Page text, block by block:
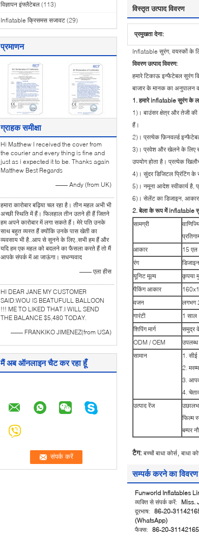
विज्ञापन इंफ्लैटेबल (113)
Inflatable क्रिसमस सजावट (29)
प्रमाणन
ग्राहक समीक्षा
Hi Matthew I received the cover from
the courier and every thing is fine and
just as i expected it to be. Thanks again
Matthew Best Regards
—— Andy (from UK)
हमारा कारोबार बढ़िया चल रहा है। तीन महल अभी भी
अच्छी स्थिति में हैं। फिलहाल तीन उतने ही हैं जितने
हम अपने कारोबार में लगा सकते हैं। मेरे पति उनके
साथ बहुत व्यस्त हैं क्योंकि उनके पास खेती का
व्यवसाय भी है..आप से सुनने के लिए..सभी हम हैं और
यदि हम एक महल को बदलने का फैसला करते हैं तो मैं
आपके संपर्क में आ जाऊंगा। सधन्यवाद
—— एला हीस
HI DEAR JANE MY CUSTOMER
SAID:WOU IS BEATUFULL BALLOON
!!! ME TO LIKED THAT.I WILL SEND
THE BALANCE $5,480 TODAY.
—— FRANKIKO JIMENEZ(from USA)
मैं अब ऑनलाइन चैट कर रहा हूँ
विस्तृत उत्पाद विवरण
प्रमुखता देना:
Inflatable सुरंग, वयस्कों के
विवरण उत्पाद विवरण:
हमारे टिकाऊ इन्फैटेबल सुरंग
बाजार के मानक का
1. हमारे inflatable सुरंग के
1)। बाउंसर क्षेत्र और तेजी
हैं।
2)। प्रत्येक फ़िनवर्ल्ड
3)। प्रवेश और खेलने के लिए
उपयोग होता है। प्रत्येक
4)। सुंदर डिजिटल प्रिंटिंग के
5)। नमूना आदेश स्वीकार्य है,
6)। सेलेंट का डिजाइन, आकार
2. बेला के रूप में inflatable
सामग्री
आकार
15 एल
रंग
यूनिट मूल्य
कृपया
पैकिंग आकार
वजन
लगभग
गारंटी
1 साल
शिपिंग मार्ग
समुद्र
ODM / OEM
उपलब्ध
सामान
1.
2.
3.
4.
उत्पाद रेंज
फिल्म
बम्पर
टैग: बच्चों बाधा कोर्स बाधा
सम्पर्क करने का विवरण
Funworld Inflatables
व्यक्ति से संपर्क करें:
Miss.
दूरभाष: 86-20-
(WhatsApp)
फैक्स: 86-20-31142165